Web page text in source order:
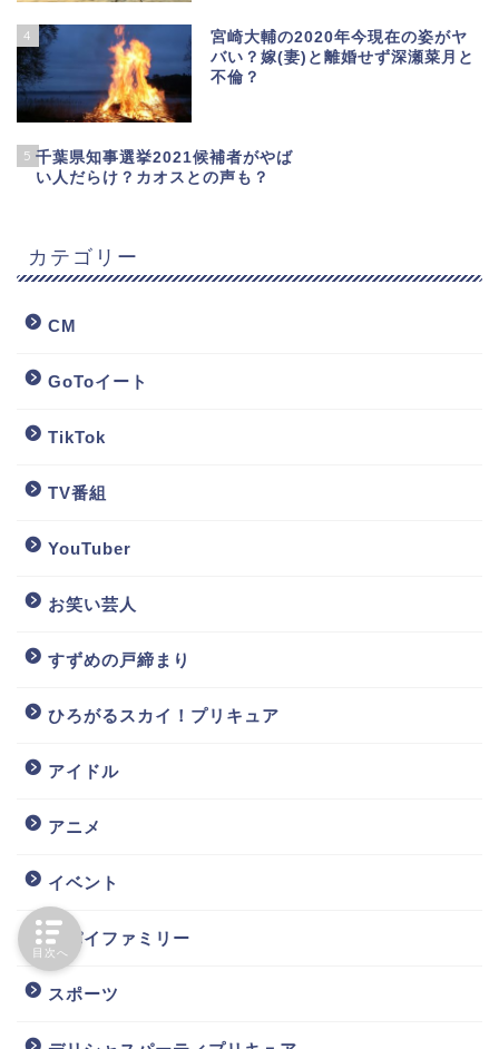
4
宮崎大輔の2020年今現在の姿がヤ
バい？嫁(妻)と離婚せず深瀬菜月と
不倫？
5 千葉県知事選挙2021候補者がやば
い人だらけ？カオスとの声も？
カテゴリー
CM
GoToイート
TikTok
TV番組
YouTuber
お笑い芸人
すずめの戸締まり
ひろがるスカイ！プリキュア
アイドル
アニメ
イベント
スパイファミリー
スポーツ
目次へ